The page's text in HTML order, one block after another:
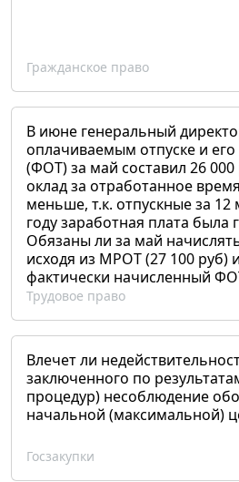
Гражданское право
В июне генеральный
оплачиваемым отпуске и
(ФОТ) за май составил 26 000
оклад за отработанное
меньше, т.к. отпускные за 12
году заработная плата была
Обязаны ли за май
исходя из МРОТ (27 100 руб)
фактически начисленный
Трудовое право
Влечет ли
заключенного по
процедур) несоблюдение
начальной (максимальной)
Госзакупки